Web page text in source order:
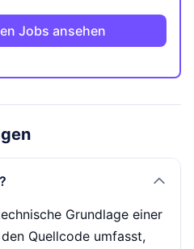
Jobs ansehen
Grundlage einer
Quellcode umfasst,